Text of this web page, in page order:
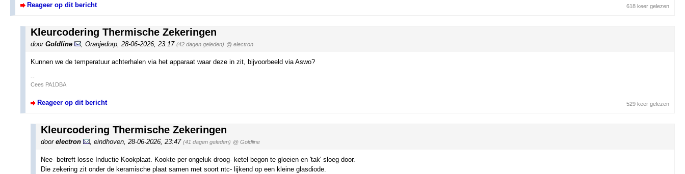
Reageer op dit bericht 618 keer gelezen
Kleurcodering Thermische Zekeringen
door Goldline Oranjedorp 28-06-2026, 23:17 (42 dagen geleden) @ electron
Kunnen we de temperatuur achterhalen via het apparaat waar deze in zit, bijvoorbeeld via Aswo?
--
Cees PA1DBA
Reageer op dit bericht 529 keer gelezen
Kleurcodering Thermische Zekeringen
door electron , eindhoven, 28-06-2026, 23:47 (41 dagen geleden) @ Goldline
Nee- betreft losse Inductie Kookplaat. Kookte per ongeluk droog- ketel begon te gloeien en 'tak' sloeg door.
Die zekering zit onder de keramische plaat samen met soort ntc- lijkend op een kleine glasdiode.